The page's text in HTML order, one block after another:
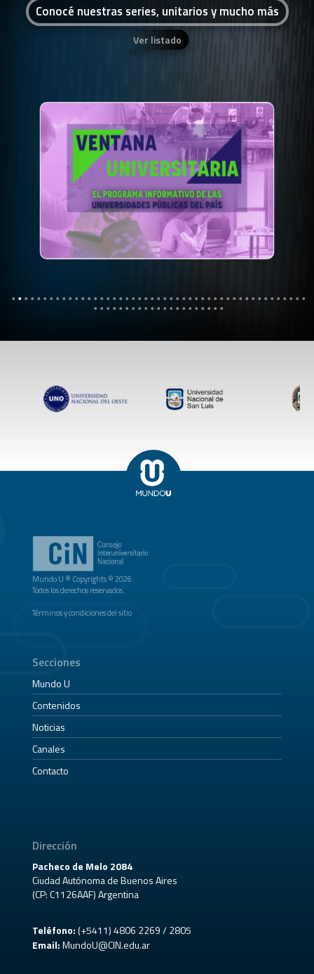
Conocé nuestras series, unitarios y mucho más
Ver listado
Mundo U ® Copyrights © 2026
Todos los derechos reservados.
Términos y condiciones del sitio
Secciones
Mundo U
Contenidos
Noticias
Canales
Contacto
Dirección
Pacheco de Melo 2084
Ciudad Autónoma de Buenos Aires
(CP: C1126AAF) Argentina
Teléfono:(+5411) 4806 2269 / 2805
Email: MundoU@CIN.edu.ar